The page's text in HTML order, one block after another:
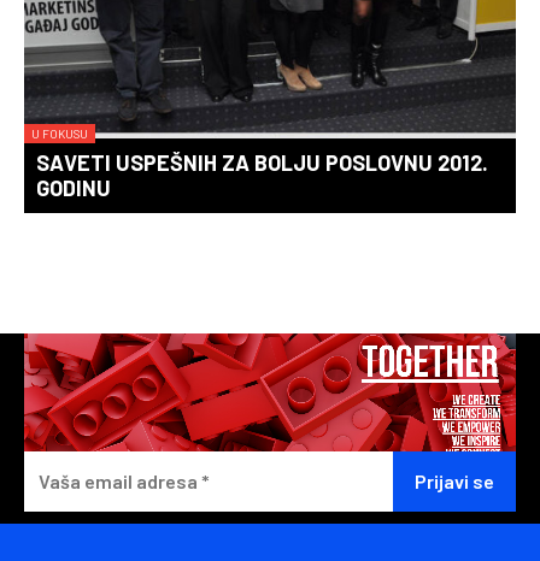
U FOKUSU
SAVETI USPEŠNIH ZA BOLJU POSLOVNU 2012.
GODINU